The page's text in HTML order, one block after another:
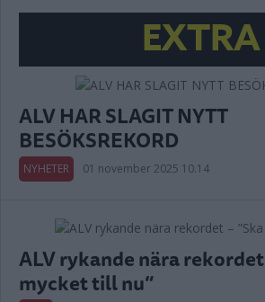
EXTRA
ALV HAR SLAGIT NYTT
BESÖKSREKORD
NYHETER 01 november 2025 10.14
ALV rykande nära rekordet
mycket till nu”